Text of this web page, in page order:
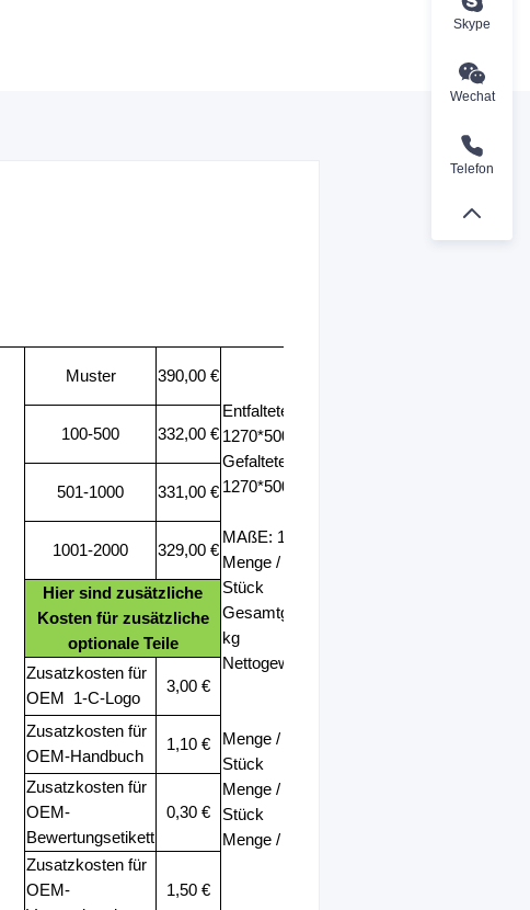
Muster
390,00 €
Entfaltete Größe
1270*500*1030mm
Gefaltete Größe
1270*500*540mm
MAßE: 128*29*65CM
Menge / Karton: 1
Stück
Gesamtgewicht
kg
Nettogewicht
Menge / 20GP
Stück
Menge / 40GP
Stück
Menge / 40HQ
100-500 332,00 €
501-1000 331,00 €
1001-2000 329,00 €
Hier sind zusätzliche
Kosten für zusätzliche
optionale Teile
Zusatzkosten für
OEM
1-C-Logo
3,00 €
Zusatzkosten für
OEM-Handbuch
1,10 €
Zusatzkosten für
OEM-
Bewertungsetikett
0,30 €
Zusatzkosten für
OEM-
1,50 €
Skype
Wechat
Telefon